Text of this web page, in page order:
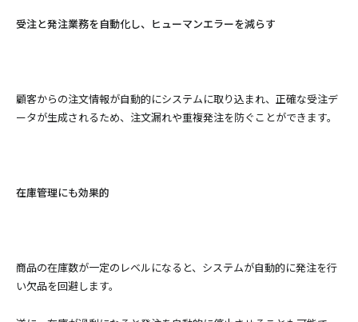
受注と発注業務を自動化し、ヒューマンエラーを減らす
顧客からの注文情報が自動的にシステムに取り込まれ、正確な受注デ
ータが生成されるため、注文漏れや重複発注を防ぐことができます。
在庫管理にも効果的
商品の在庫数が一定のレベルになると、システムが自動的に発注を行
い欠品を回避します。